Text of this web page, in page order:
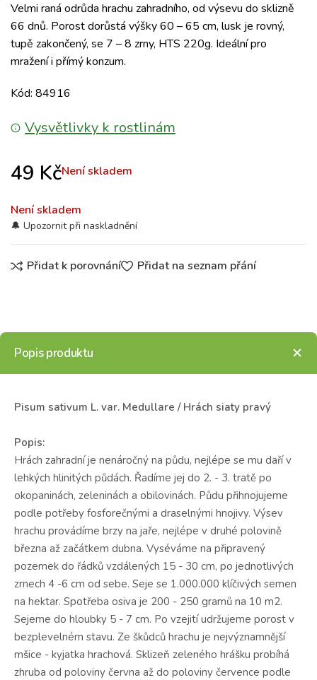
Velmi raná odrůda hrachu zahradního, od výsevu do sklizně
66 dnů. Porost dorůstá výšky 60 – 65 cm, lusk je rovný,
tupě zakončený, se 7 – 8 zrny, HTS 220g. Ideální pro
mražení i přímý konzum.
Kód: 84916
Vysvětlivky k rostlinám
49 KčNení skladem
Není skladem
Přidat k porovnání Přidat na seznam přání
Popis produktu
Pisum sativum L. var. Medullare / Hrách siaty pravý
Popis:
Hrách zahradní je nenáročný na půdu, nejlépe se mu daří v
lehkých hlinitých půdách. Řadíme jej do 2. - 3. tratě po
okopaninách, zeleninách a obilovinách. Půdu přihnojujeme
podle potřeby fosforečnými a draselnými hnojivy. Výsev
hrachu provádíme brzy na jaře, nejlépe v druhé polovině
března až začátkem dubna. Vyséváme na připravený
pozemek do řádků vzdálených 15 - 30 cm, po jednotlivých
zrnech 4 -6 cm od sebe. Seje se 1.000.000 klíčivých semen
na hektar. Spotřeba osiva je 200 - 250 gramů na 10 m2.
Sejeme do hloubky 5 - 7 cm. Po vzejití udržujeme porost v
bezplevelném stavu. Ze škůdců hrachu je nejvýznamnější
mšice - kyjatka hrachová. Sklizeň zeleného hrášku probíhá
zhruba od poloviny června až do poloviny července podle